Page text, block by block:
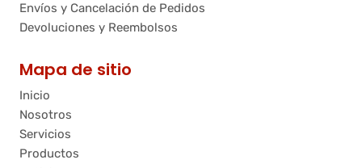
Envíos y Cancelación de Pedidos
Devoluciones y Reembolsos
Mapa de sitio
Inicio
Nosotros
Servicios
Productos